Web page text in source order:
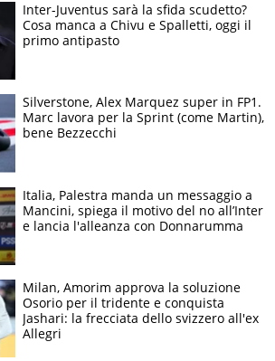
Inter-Juventus sarà la sfida scudetto?
Cosa manca a Chivu e Spalletti, oggi il
primo antipasto
Silverstone, Alex Marquez super in FP1.
Marc lavora per la Sprint (come Martin),
bene Bezzecchi
Italia, Palestra manda un messaggio a
Mancini, spiega il motivo del no all’Inter
e lancia l'alleanza con Donnarumma
Milan, Amorim approva la soluzione
Osorio per il tridente e conquista
Jashari: la frecciata dello svizzero all'ex
Allegri